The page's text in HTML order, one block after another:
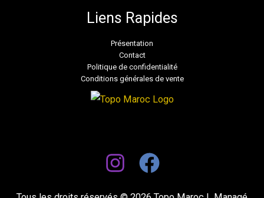
Liens Rapides
Présentation
Contact
Politique de confidentialité
Conditions générales de vente